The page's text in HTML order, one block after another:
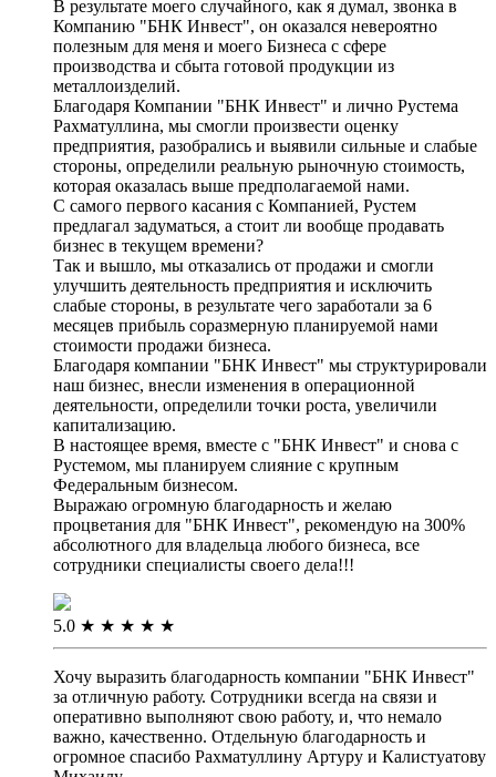
В результате моего случайного, как я думал, звонка в
Компанию "БНК Инвест", он оказался невероятно
полезным для меня и моего Бизнеса с сфере
производства и сбыта готовой продукции из
металлоизделий.
Благодаря Компании "БНК Инвест" и лично Рустема
Рахматуллина, мы смогли произвести оценку
предприятия, разобрались и выявили сильные и слабые
стороны, определили реальную рыночную стоимость,
которая оказалась выше предполагаемой нами.
С самого первого касания с Компанией, Рустем
предлагал задуматься, а стоит ли вообще продавать
бизнес в текущем времени?
Так и вышло, мы отказались от продажи и смогли
улучшить деятельность предприятия и исключить
слабые стороны, в результате чего заработали за 6
месяцев прибыль соразмерную планируемой нами
стоимости продажи бизнеса.
Благодаря компании "БНК Инвест" мы структурировали
наш бизнес, внесли изменения в операционной
деятельности, определили точки роста, увеличили
капитализацию.
В настоящее время, вместе с "БНК Инвест" и снова с
Рустемом, мы планируем слияние с крупным
Федеральным бизнесом.
Выражаю огромную благодарность и желаю
процветания для "БНК Инвест", рекомендую на 300%
абсолютного для владельца любого бизнеса, все
сотрудники специалисты своего дела!!!
5.0 ★ ★ ★ ★ ★
Хочу выразить благодарность компании "БНК Инвест"
за отличную работу. Сотрудники всегда на связи и
оперативно выполняют свою работу, и, что немало
важно, качественно. Отдельную благодарность и
огромное спасибо Рахматуллину Артуру и Калистуатову